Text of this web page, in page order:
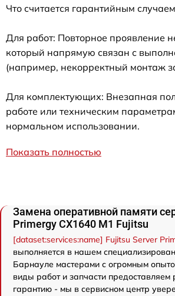
Что считается гарантийным
Для работ: Повторное проявление
который напрямую связан с
(например, некорректный монтаж
Для комплектующих: Внезапная
работе или техническим
нормальном использовании.
Показать полностью
Замена оперативной памяти
Primergy CX1640 M1 Fujitsu
[dataset:services:name] Fujitsu Server
выполняется в нашем
Барнауле мастерами с огромным
виды работ и запчасти
гарантию - мы в сервисном центр